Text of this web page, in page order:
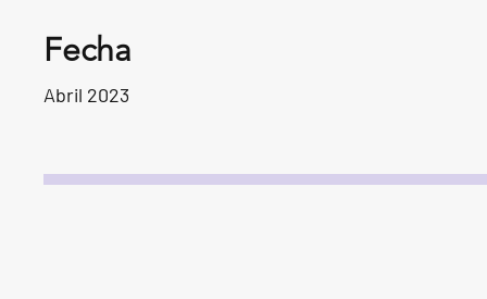
Fecha
Abril 2023